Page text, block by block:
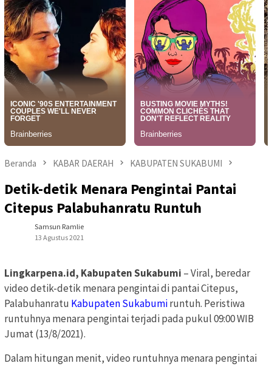
Beranda KABAR DAERAH KABUPATEN SUKABUMI
Detik-detik Menara Pengintai Pantai
Citepus Palabuhanratu Runtuh
Samsun Ramlie
13 Agustus 2021
Lingkarpena.id, Kabupaten Sukabumi – Viral, beredar
video detik-detik menara pengintai di pantai Citepus,
Palabuhanratu Kabupaten Sukabumiruntuh. Peristiwa
runtuhnya menara pengintai terjadi pada pukul 09:00 WIB
Jumat (13/8/2021).
Dalam hitungan menit, video runtuhnya menara pengintai